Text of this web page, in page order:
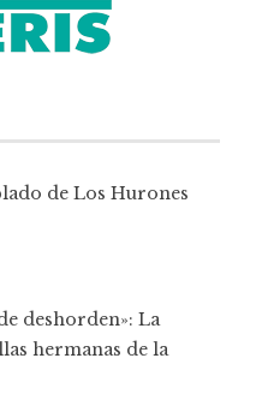
de Los Hurones
deshorden»: La
hermanas de la